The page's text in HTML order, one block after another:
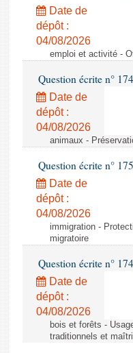
Date de
dépôt :
04/08/2026
emploi et activité -
Question écrite n°
Date de
dépôt :
04/08/2026
animaux -
Question écrite n°
Date de
dépôt :
04/08/2026
immigration -
migratoire
Question écrite n°
Date de
dépôt :
04/08/2026
bois et forêts -
traditionnels et